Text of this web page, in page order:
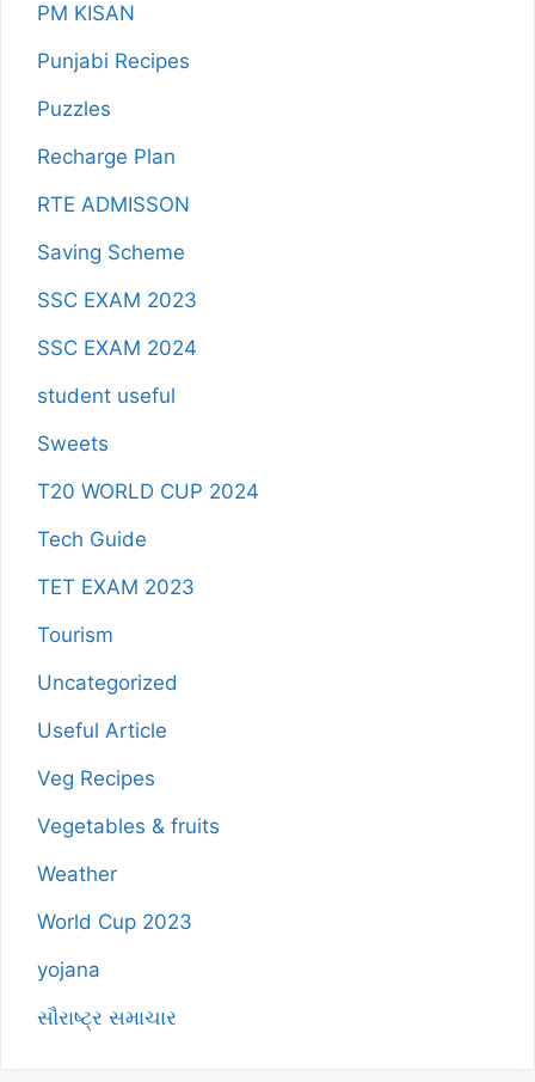
PM KISAN
Punjabi Recipes
Puzzles
Recharge Plan
RTE ADMISSON
Saving Scheme
SSC EXAM 2023
SSC EXAM 2024
student useful
Sweets
T20 WORLD CUP 2024
Tech Guide
TET EXAM 2023
Tourism
Uncategorized
Useful Article
Veg Recipes
Vegetables & fruits
Weather
World Cup 2023
yojana
સૌરાષ્ટ્ર સમાચાર